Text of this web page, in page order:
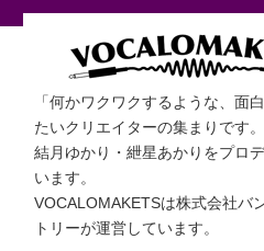
「何かワクワクするような、面
たいクリエイターの集まりです。
結月ゆかり・紲星あかりをプロ
います。
VOCALOMAKETSは株式会社バ
トリーが運営しています。